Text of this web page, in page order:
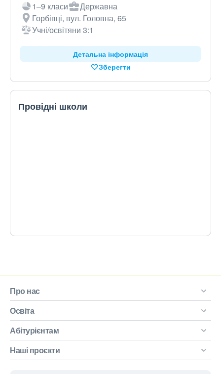
1–9 класи
Державна
Горбівці, вул. Головна, 65
Учні/освітяни 3:1
Детальна інформація
Зберегти
Провідні школи
Про нас
Освіта
Абітурієнтам
Наші проєкти